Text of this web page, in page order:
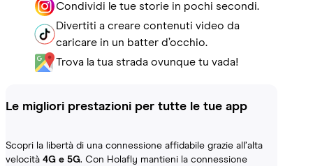
Condividi le tue storie in pochi secondi.
Divertiti a creare contenuti video da
caricare in un batter d’occhio.
Trova la tua strada ovunque tu vada!
Le migliori prestazioni per tutte le tue app
Scopri la libertà di una connessione affidabile grazie all’alta
velocità 4G e 5G. Con Holafly mantieni la connessione